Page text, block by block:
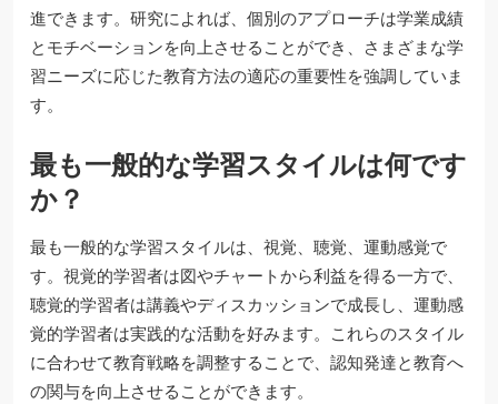
進できます。研究によれば、個別のアプローチは学業成績
とモチベーションを向上させることができ、さまざまな学
習ニーズに応じた教育方法の適応の重要性を強調していま
す。
最も一般的な学習スタイルは何です
か？
最も一般的な学習スタイルは、視覚、聴覚、運動感覚で
す。視覚的学習者は図やチャートから利益を得る一方で、
聴覚的学習者は講義やディスカッションで成長し、運動感
覚的学習者は実践的な活動を好みます。これらのスタイル
に合わせて教育戦略を調整することで、認知発達と教育へ
の関与を向上させることができます。